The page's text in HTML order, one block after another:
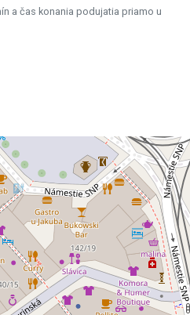
a čas konania podujatia priamo u